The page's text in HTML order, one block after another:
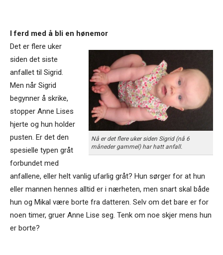
I ferd med å bli en hønemor
Nå er det flere uker siden Sigrid (nå 6
måneder gammel) har hatt anfall.
Det er flere uker
siden det siste
anfallet til Sigrid.
Men når Sigrid
begynner å skrike,
stopper Anne Lises
hjerte og hun holder
pusten. Er det den
spesielle typen gråt
forbundet med
anfallene, eller helt vanlig ufarlig gråt? Hun sørger for at hun
eller mannen hennes alltid er i nærheten, men snart skal både
hun og Mikal være borte fra datteren. Selv om det bare er for
noen timer, gruer Anne Lise seg. Tenk om noe skjer mens hun
er borte?